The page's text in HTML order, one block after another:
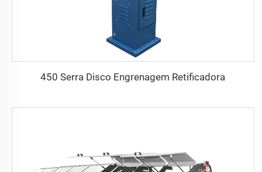
450 Serra Disco Engrenagem Retificadora